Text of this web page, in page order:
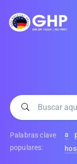
Palabras clave
populares:
a